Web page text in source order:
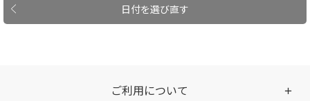
日付を選び直す
ご利用について